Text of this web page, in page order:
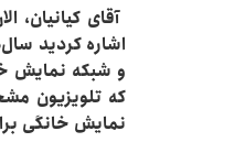
آقای
اشاره کردید
و شبکه نمایش
که تلویزیون
نمایش خانگی